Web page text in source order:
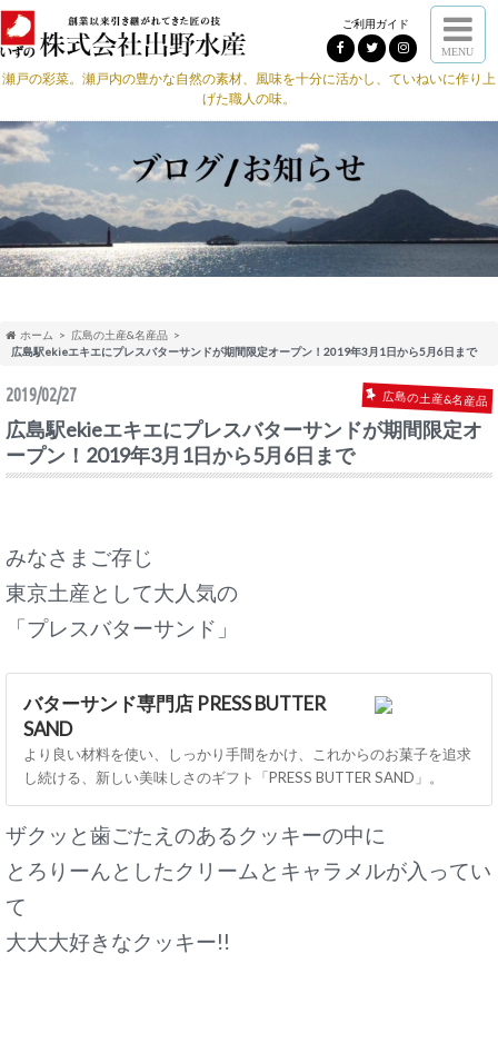
ご利用ガイド
MENU
瀬戸の彩菜。瀬戸内の豊かな自然の素材、風味を十分に活かし、ていねいに作り上
げた職人の味。
ホーム
広島の土産&名産品
広島駅ekieエキエにプレスバターサンドが期間限定オープン！2019年3月1日から5月6日まで
2019/02/27 広島の土産&名産品
広島駅ekieエキエにプレスバターサンドが期間限定オ
ープン！2019年3月1日から5月6日まで
みなさまご存じ
東京土産として大人気の
「プレスバターサンド」
バターサンド専門店 PRESS BUTTER
SAND
より良い材料を使い、しっかり手間をかけ、これからのお菓子を追求
し続ける、新しい美味しさのギフト「PRESS BUTTER SAND」。
ザクッと歯ごたえのあるクッキーの中に
とろりーんとしたクリームとキャラメルが入ってい
て
大大大好きなクッキー!!